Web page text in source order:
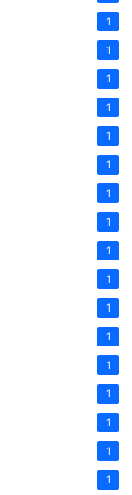
1
1
1
1
1
1
1
1
1
1
1
1
1
1
1
1
1